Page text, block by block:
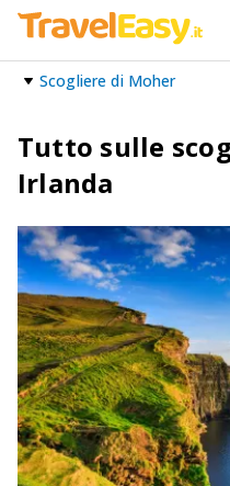
Scogliere di Moher
Tutto sulle
Irlanda